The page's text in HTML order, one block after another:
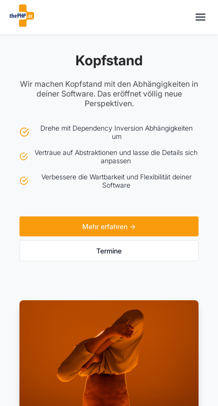
Kopfstand
Wir machen Kopfstand mit den Abhängigkeiten in
deiner Software. Das eröffnet völlig neue
Perspektiven.
Drehe mit Dependency Inversion Abhängigkeiten
um
Vertraue auf Abstraktionen und lasse die Details sich
anpassen
Verbessere die Wartbarkeit und Flexibilität deiner
Software
Mehr erfahren →
Termine